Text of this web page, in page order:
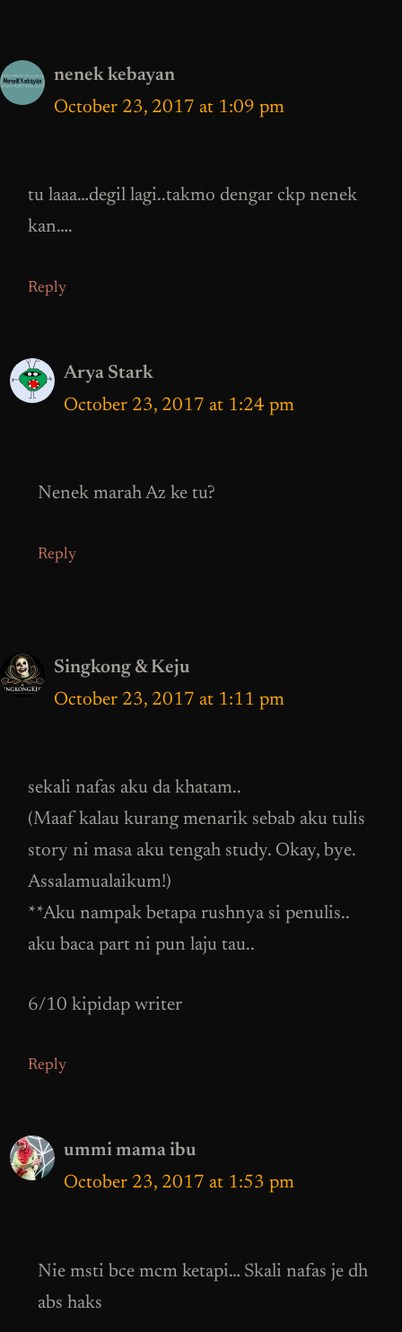
nenek kebayan
October 23, 2017 at 1:09 pm
tu laaa…degil lagi..takmo dengar ckp nenek
kan….
Reply
Arya Stark
October 23, 2017 at 1:24 pm
Nenek marah Az ke tu?
Reply
Singkong & Keju
October 23, 2017 at 1:11 pm
sekali nafas aku da khatam..
(Maaf kalau kurang menarik sebab aku tulis
story ni masa aku tengah study. Okay, bye.
Assalamualaikum!)
**Aku nampak betapa rushnya si penulis..
aku baca part ni pun laju tau..
6/10 kipidap writer
Reply
ummi mama ibu
October 23, 2017 at 1:53 pm
Nie msti bce mcm ketapi… Skali nafas je dh
abs haks